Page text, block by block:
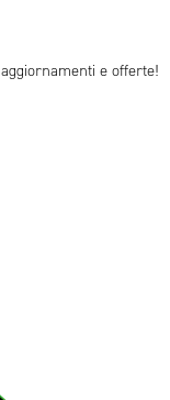
e offerte!